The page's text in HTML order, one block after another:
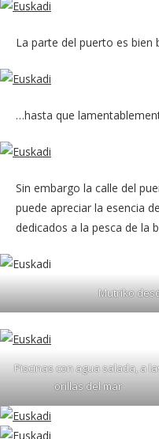
La parte del puerto es bien
…hasta que
Sin embargo la calle del
puede apreciar la esencia
dedicados a la pesca de la
Mutriko
Piscinas con agua salada, a
orillas del mar